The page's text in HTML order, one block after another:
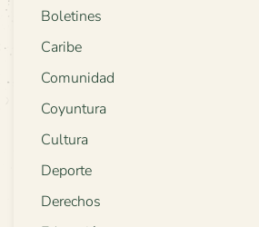
Boletines
Caribe
Comunidad
Coyuntura
Cultura
Deporte
Derechos